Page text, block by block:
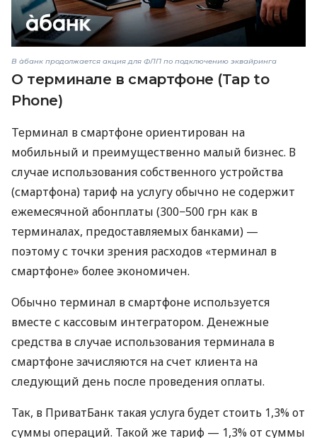
В àбанк продолжается акция для ФЛП по подключению эквайринга
О терминале в смартфоне (Tap to
Phone)
Терминал в смартфоне ориентирован на
мобильный и преимущественно малый бизнес. В
случае использования собственного устройства
(смартфона) тариф на услугу обычно не содержит
ежемесячной абонплаты (300−500 грн как в
терминалах, предоставляемых банками) —
поэтому с точки зрения расходов «терминал в
смартфоне» более экономичен.
Обычно терминал в смартфоне используется
вместе с кассовым интегратором. Денежные
средства в случае использования терминала в
смартфоне зачисляются на счет клиента на
следующий день после проведения оплаты.
Так, в ПриватБанк такая услуга будет стоить 1,3% от
суммы операций. Такой же тариф — 1,3% от суммы